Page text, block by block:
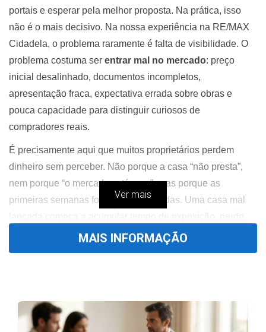
portais e esperar pela melhor proposta. Na prática, isso
não é o mais decisivo. Na nossa experiência na RE/MAX
Cidadela, o problema raramente é falta de visibilidade. O
problema costuma ser entrar mal no mercado: preço
inicial desalinhado, documentos incompletos,
apresentação fraca, expectativa errada sobre obras e
pouca capacidade para distinguir curiosos de
compradores reais.
É precisamente aqui que muitos proprietários perdem
dinheiro sem perceber. Não porque a casa “não presta”,
nem porque “o mercado está mau”, mas porque as
primeiras semanas foram desperdiçadas. Uma casa mal
força negocial e passa a ser vista como um imóvel onde o
proprietário acabará por ceder.
pena corrigir ou remodelar, quando vender sozinho pode
sair mais caro, como evitar lançar o imóvel acima do
Ver mais
MAIS INFORMAÇÃO